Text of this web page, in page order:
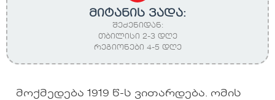
მიტანის ვადა:
შეძენიდან:
თბილისი 2-3 დღე
რეგიონები 4-5 დღე
მოქმედება 1919 წ-ს ვითარდება. ომის